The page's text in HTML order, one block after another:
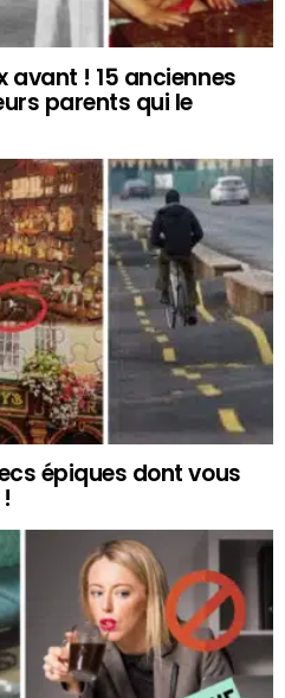
avant ! 15 anciennes
parents qui le
épiques dont vous